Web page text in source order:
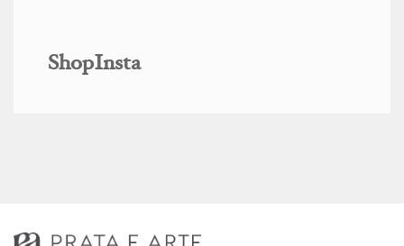
ShopInsta